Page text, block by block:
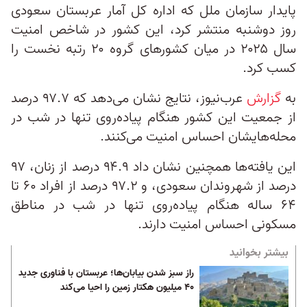
پایدار سازمان ملل که اداره کل آمار عربستان سعودی
روز دوشنبه منتشر کرد، این کشور در شاخص امنیت
سال ۲۰۲۵ در میان کشورهای گروه ۲۰ رتبه نخست را
کسب کرد.
به گزارش
عرب‌نیوز، نتایج نشان می‌دهد که ۹۷.۷ درصد
از جمعیت این کشور هنگام پیاده‌روی تنها در شب در
محله‌هایشان احساس امنیت می‌کنند.
این یافته‌ها همچنین نشان داد ۹۴.۹ درصد از زنان، ۹۷
درصد از شهروندان سعودی، و ۹۷.۲ درصد از افراد ۶۰ تا
۶۴ ساله هنگام پیاده‌روی تنها در شب در مناطق
مسکونی احساس امنیت دارند.
بیشتر بخوانید
راز سبز شدن بیابان‌ها؛ عربستان با فناوری‌ جدید
۴۰ میلیون هکتار زمین را احیا می‌کند